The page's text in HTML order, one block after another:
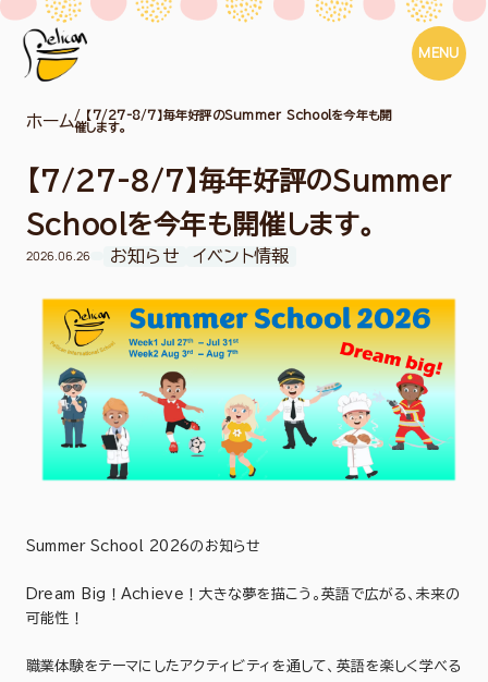
MENU
ホーム/ 【7/27-8/7】毎年好評のSummer Schoolを今年も開
催します。
【7/27-8/7】毎年好評のSummer
Schoolを今年も開催します。
2026.06.26 お知らせ イベント情報
Summer School 2026のお知らせ
Dream Big！Achieve！大きな夢を描こう。英語で広がる、未来の
可能性！
職業体験をテーマにしたアクティビティを通して、英語を楽しく学べる